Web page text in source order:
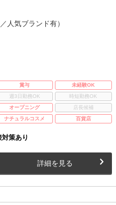
人気ブランド有）
賞与
未経験OK
週3日勤務OK
時短勤務OK
オープニング
店長候補
ナチュラルコスメ 百貨店
対策あり
詳細を見る